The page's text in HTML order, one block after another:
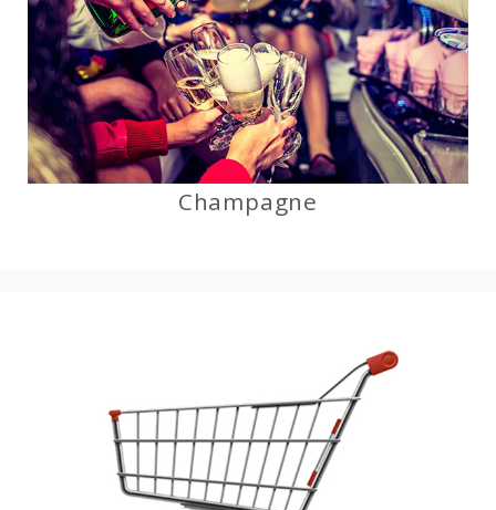
Champagne